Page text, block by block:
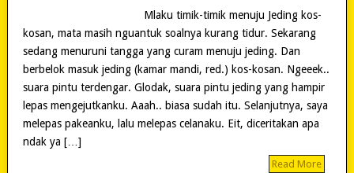
Mlaku timik-timik menuju Jeding kos-
kosan, mata masih nguantuk soalnya kurang tidur. Sekarang
sedang menuruni tangga yang curam menuju jeding. Dan
berbelok masuk jeding (kamar mandi, red.) kos-kosan. Ngeeek..
suara pintu terdengar. Glodak, suara pintu jeding yang hampir
lepas mengejutkanku. Aaah.. biasa sudah itu. Selanjutnya, saya
melepas pakeanku, lalu melepas celanaku. Eit, diceritakan apa
ndak ya […]
Read More